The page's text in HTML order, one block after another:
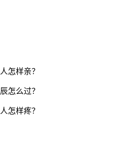
怎样亲？
怎么过？
怎样疼？